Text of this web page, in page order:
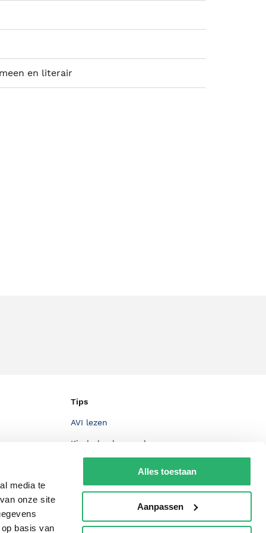
media te
onze site
basis van
Alles toestaan
Aanpassen
en literair
Tips
AVI lezen
Kinderboekenweek
De Nationale Voorleesdagen
Wet op de Vaste Boekenprijs